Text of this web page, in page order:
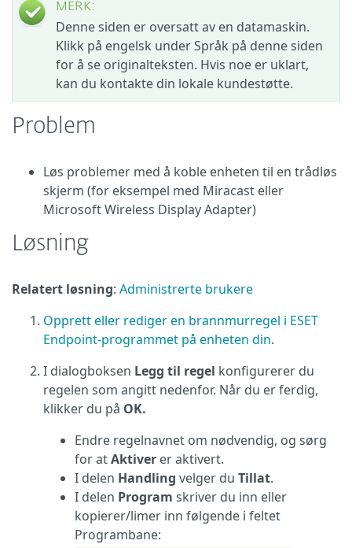
MERK:
Denne siden er oversatt av en datamaskin.
Klikk på engelsk under Språk på denne siden
for å se originalteksten. Hvis noe er uklart,
kan du kontakte din lokale kundestøtte.
Problem
Løs problemer med å koble enheten til en trådløs
skjerm (for eksempel med Miracast eller
Microsoft Wireless Display Adapter)
Løsning
Relatert løsning: Administrerte brukere
Opprett eller rediger en brannmurregel i ESET
Endpoint-programmet på enheten din.
I dialogboksen Legg til regel konfigurerer du
regelen som angitt nedenfor. Når du er ferdig,
klikker du på OK.
Endre regelnavnet om nødvendig, og sørg
for atAktiver er aktivert.
I delen Handling velger du Tillat.
I delen Program skriver du inn eller
kopierer/limer inn følgende i feltet
Programbane: